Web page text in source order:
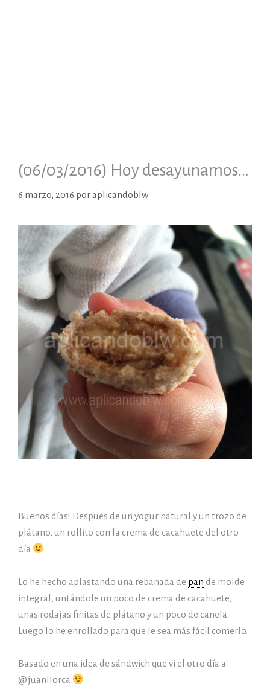
(06/03/2016) Hoy desayunamos…
6 marzo, 2016 poraplicandoblw
Buenos días! Después de un yogur natural y un trozo de
plátano, un rollito con la crema de cacahuete del otro
día
Lo he hecho aplastando una rebanada de pan de molde
integral, untándole un poco de crema de cacahuete,
unas rodajas finitas de plátano y un poco de canela.
Luego lo he enrollado para que le sea más fácil comerlo.
Basado en una idea de sándwich que vi el otro día a
@juanllorca